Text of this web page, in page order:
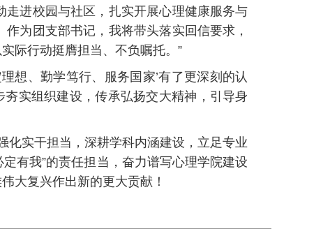
进校园与社区，扎实开展心理健康服务与
为团支部书记，我将带头落实回信要求，
际行动挺膺担当、不负嘱托。”
想、勤学笃行、服务国家’有了更深刻的认
实组织建设，传承弘扬交大精神，引导身
化实干担当，深耕学科内涵建设，立足专业
有我”的责任担当，奋力谱写心理学院建设
大复兴作出新的更大贡献！